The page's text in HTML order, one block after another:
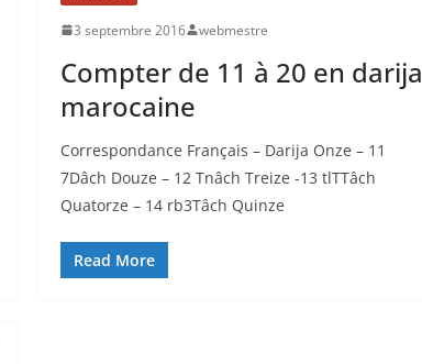
3 septembre 2016 webmestre
Compter de 11 à 20 en darija
marocaine
Correspondance Français – Darija Onze – 11
7Dâch Douze – 12 Tnâch Treize -13 tlTTâch
Quatorze – 14 rb3Tâch Quinze
Read More